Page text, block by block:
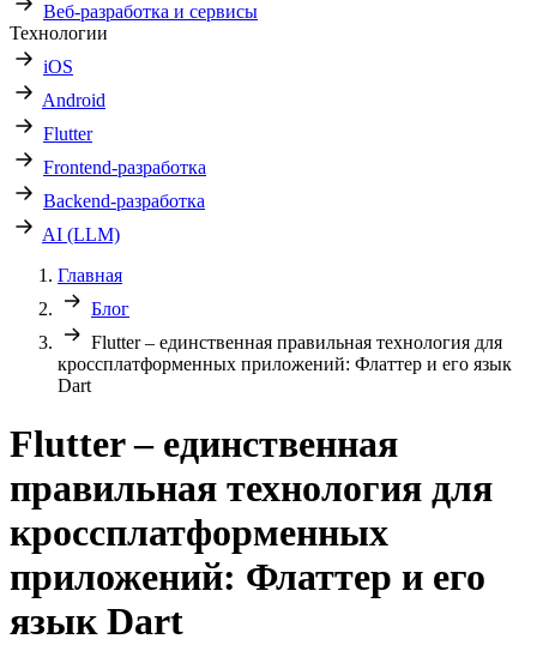
Веб-разработка и сервисы
Технологии
iOS
Android
Flutter
Frontend-разработка
Backend-разработка
AI (LLM)
Главная
Блог
Flutter – единственная правильная технология для
кроссплатформенных приложений: Флаттер и его язык
Dart
Flutter – единственная
правильная технология для
кроссплатформенных
приложений: Флаттер и его
язык Dart